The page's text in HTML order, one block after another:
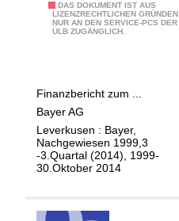
DAS DOKUMENT IST AUS
LIZENZRECHTLICHEN GRÜNDEN
NUR AN DEN SERVICE-PCS DER
ULB ZUGÄNGLICH.
n
ä
r
s
b
i
Finanzbericht zum ...
Bayer AG
Leverkusen : Bayer,
Nachgewiesen 1999,3
-3.Quartal (2014), 1999-
30.Oktober 2014